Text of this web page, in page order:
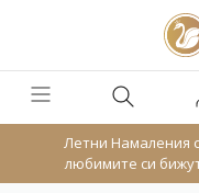
Летни Намаления
любимите си